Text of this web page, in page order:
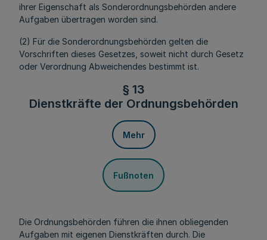
ihrer Eigenschaft als Sonderordnungsbehörden andere
Aufgaben übertragen worden sind.
(2) Für die Sonderordnungsbehörden gelten die
Vorschriften dieses Gesetzes, soweit nicht durch Gesetz
oder Verordnung Abweichendes bestimmt ist.
§ 13
Dienstkräfte der Ordnungsbehörden
Mehr
Fußnoten
Die Ordnungsbehörden führen die ihnen obliegenden
Aufgaben mit eigenen Dienstkräften durch. Die